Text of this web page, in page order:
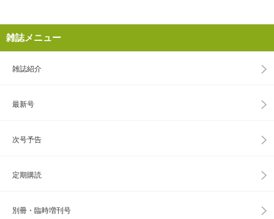
雑誌メニュー
雑誌紹介
最新号
次号予告
定期購読
別冊・臨時増刊号